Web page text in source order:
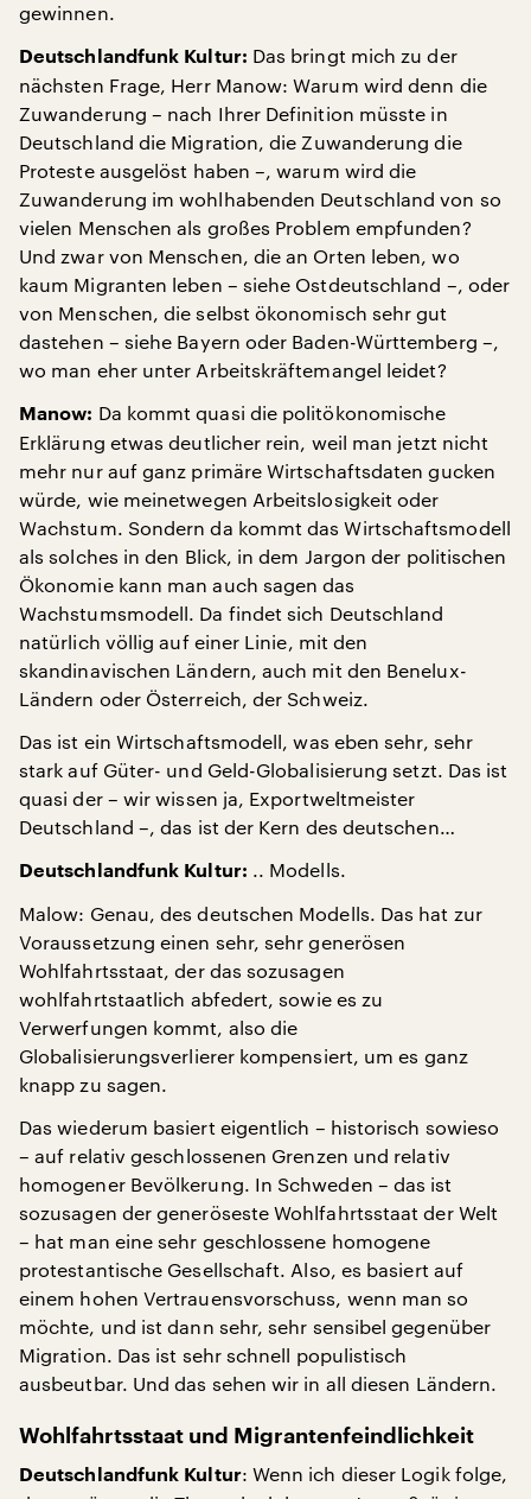
gewinnen.
Deutschlandfunk Kultur: Das bringt mich zu der
nächsten Frage, Herr Manow: Warum wird denn die
Zuwanderung – nach Ihrer Definition müsste in
Deutschland die Migration, die Zuwanderung die
Proteste ausgelöst haben –, warum wird die
Zuwanderung im wohlhabenden Deutschland von so
vielen Menschen als großes Problem empfunden?
Und zwar von Menschen, die an Orten leben, wo
kaum Migranten leben – siehe Ostdeutschland –, oder
von Menschen, die selbst ökonomisch sehr gut
dastehen – siehe Bayern oder Baden-Württemberg –,
wo man eher unter Arbeitskräftemangel leidet?
Manow: Da kommt quasi die politökonomische
Erklärung etwas deutlicher rein, weil man jetzt nicht
mehr nur auf ganz primäre Wirtschaftsdaten gucken
würde, wie meinetwegen Arbeitslosigkeit oder
Wachstum. Sondern da kommt das Wirtschaftsmodell
als solches in den Blick, in dem Jargon der politischen
Ökonomie kann man auch sagen das
Wachstumsmodell. Da findet sich Deutschland
natürlich völlig auf einer Linie, mit den
skandinavischen Ländern, auch mit den Benelux-
Ländern oder Österreich, der Schweiz.
Das ist ein Wirtschaftsmodell, was eben sehr, sehr
stark auf Güter- und Geld-Globalisierung setzt. Das ist
quasi der – wir wissen ja, Exportweltmeister
Deutschland –, das ist der Kern des deutschen…
Deutschlandfunk Kultur: .. Modells.
Malow: Genau, des deutschen Modells. Das hat zur
Voraussetzung einen sehr, sehr generösen
Wohlfahrtsstaat, der das sozusagen
wohlfahrtstaatlich abfedert, sowie es zu
Verwerfungen kommt, also die
Globalisierungsverlierer kompensiert, um es ganz
knapp zu sagen.
Das wiederum basiert eigentlich – historisch sowieso
– auf relativ geschlossenen Grenzen und relativ
homogener Bevölkerung. In Schweden – das ist
sozusagen der generöseste Wohlfahrtsstaat der Welt
– hat man eine sehr geschlossene homogene
protestantische Gesellschaft. Also, es basiert auf
einem hohen Vertrauensvorschuss, wenn man so
möchte, und ist dann sehr, sehr sensibel gegenüber
Migration. Das ist sehr schnell populistisch
ausbeutbar. Und das sehen wir in all diesen Ländern.
Wohlfahrtsstaat und Migrantenfeindlichkeit
Deutschlandfunk Kultur: Wenn ich dieser Logik folge,